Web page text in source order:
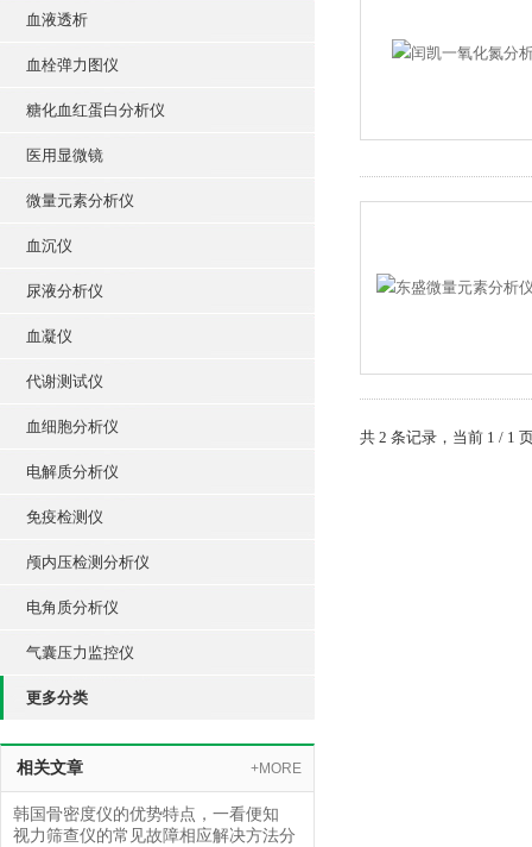
血液透析
血栓弹力图仪
糖化血红蛋白分析仪
医用显微镜
微量元素分析仪
血沉仪
尿液分析仪
血凝仪
代谢测试仪
血细胞分析仪
电解质分析仪
免疫检测仪
颅内压检测分析仪
电角质分析仪
气囊压力监控仪
更多分类
相关文章 +MORE
韩国骨密度仪的优势特点，一看便知
视力筛查仪的常见故障相应解决方法分
共 2 条记录，当前 1 / 1